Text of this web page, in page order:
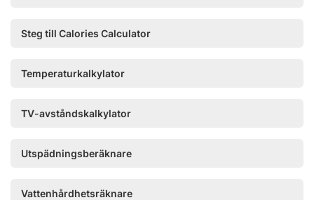
Steg till Calories Calculator
Temperaturkalkylator
TV-avståndskalkylator
Utspädningsberäknare
Vattenhårdhetsräknare